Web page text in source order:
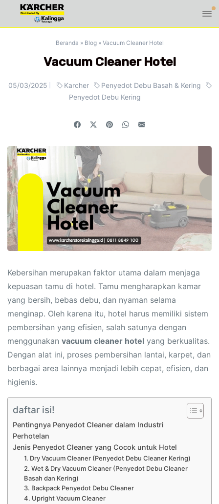
Beranda » Blog» Vacuum Cleaner Hotel
Vacuum Cleaner Hotel
05/03/2025 Karcher
Penyedot Debu Basah & Kering
Penyedot Debu Kering
Kebersihan merupakan faktor utama dalam menjaga
kepuasan tamu di hotel. Tamu mengharapkan kamar
yang bersih, bebas debu, dan nyaman selama
menginap. Oleh karena itu, hotel harus memiliki sistem
pembersihan yang efisien, salah satunya dengan
menggunakan vacuum cleaner hotel yang berkualitas.
Dengan alat ini, proses pembersihan lantai, karpet, dan
berbagai area lainnya menjadi lebih cepat, efisien, dan
higienis.
daftar isi!
Pentingnya Penyedot Cleaner dalam Industri
Perhotelan
Jenis Penyedot Cleaner yang Cocok untuk Hotel
1. Dry Vacuum Cleaner (Penyedot Debu Cleaner Kering)
2. Wet & Dry Vacuum Cleaner (Penyedot Debu Cleaner
Basah dan Kering)
3. Backpack Penyedot Debu Cleaner
4. Upright Vacuum Cleaner